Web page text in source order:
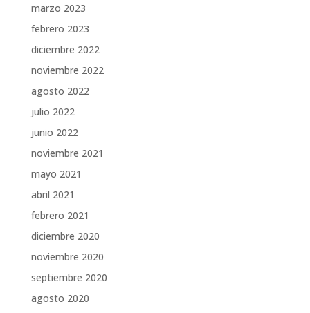
marzo 2023
febrero 2023
diciembre 2022
noviembre 2022
agosto 2022
julio 2022
junio 2022
noviembre 2021
mayo 2021
abril 2021
febrero 2021
diciembre 2020
noviembre 2020
septiembre 2020
agosto 2020